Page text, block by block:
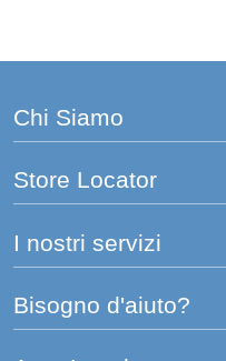
Chi Siamo
Store Locator
I nostri servizi
Bisogno d'aiuto?